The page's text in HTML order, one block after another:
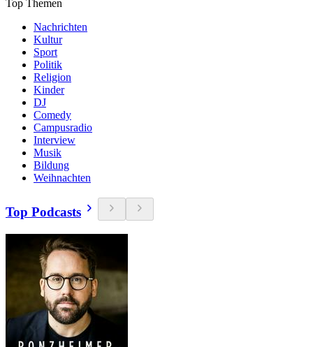
Top Themen
Nachrichten
Kultur
Sport
Politik
Religion
Kinder
DJ
Comedy
Campusradio
Interview
Musik
Bildung
Weihnachten
Top Podcasts